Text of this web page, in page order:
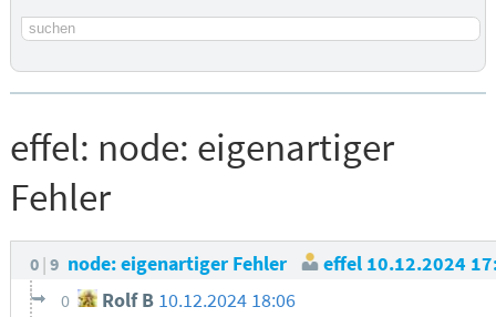
Suchbegriff
effel: node: eigenartiger
Fehler
0 9 node: eigenartiger Fehler effel 10.12.2024
0 Rolf B 10.12.2024 18:06